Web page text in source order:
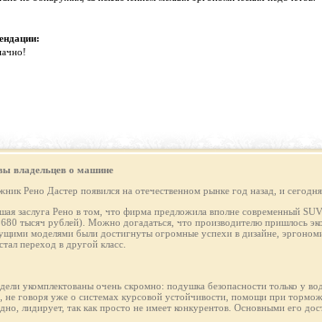
владельцев о машине
Рено Дастер появился на отечественном рынке год назад, и
заслуга Рено в том, что фирма предложила вполне современный
тысяч рублей). Можно догадаться, что производителю пришлось
моделями были достигнуты огромные успехи в дизайне,
переход в другой класс.
укомплектованы очень скромно: подушка безопасности только у
не говоря уже о системах курсовой устойчивости, помощи при
лидирует, так как просто не имеет конкурентов. Основными его